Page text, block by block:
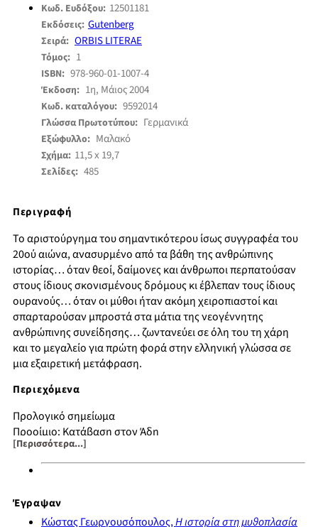
Κωδ. Ευδόξου: 12501181
Εκδόσεις: Gutenberg
Σειρά: ORBIS LITERAE
Τόμος: 1
ISBN: 978-960-01-1007-4
Έκδοση: 1η, Μάιος 2004
Κωδ. καταλόγου: 9592014
Γλώσσα Πρωτοτύπου: Γερμανικά
Εξώφυλλο: Μαλακό
Σχήμα: 11,5 x 19,7
Σελίδες: 485
Περιγραφή
Το αριστούργημα του σημαντικότερου ίσως συγγραφέα του
20ού αιώνα, ανασυρμένο από τα βάθη της ανθρώπινης
ιστορίας… όταν θεοί, δαίμονες και άνθρωποι περπατούσαν
στους ίδιους σκονισμένους δρόμους κι έβλεπαν τους ίδιους
ουρανούς… όταν οι μύθοι ήταν ακόμη χειροπιαστοί και
σπαρταρούσαν μπροστά στα μάτια της νεογέννητης
ανθρώπινης συνείδησης… ζωντανεύει σε όλη του τη χάρη
και το μεγαλείο για πρώτη φορά στην ελληνική γλώσσα σε
μια εξαιρετική μετάφραση.
Περιεχόμενα
Προλογικό σημείωμα
Προοίμιο: Κατάβαση στον Άδη
Στο πηγάδι
Ιακώβ και Ησαύ
Στην υπηρεσία του Λάβαν
[Περισσότερα...]
Έγραψαν
Κώστας Γεωργουσόπουλος,Η ιστορία στη μυθοπλασία